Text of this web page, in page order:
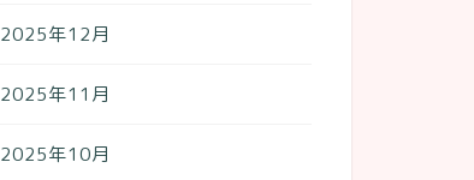
2025年12月
2025年11月
2025年10月